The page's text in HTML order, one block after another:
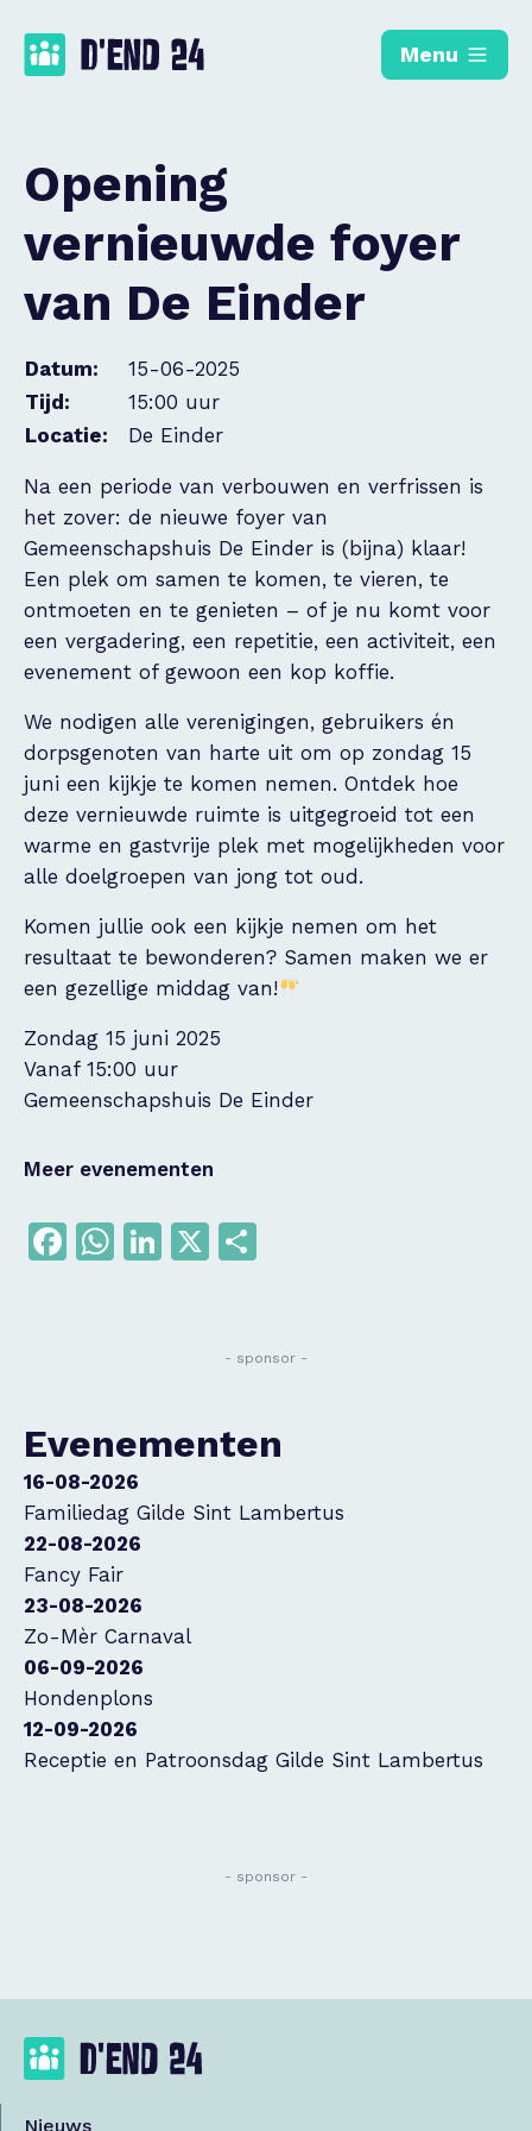
Menu
Opening
vernieuwde foyer
van De Einder
Datum:
15-06-2025
Tijd:
15:00 uur
Locatie:
De Einder
Na een periode van verbouwen en verfrissen is
het zover: de nieuwe foyer van
Gemeenschapshuis De Einder is (bijna) klaar!
Een plek om samen te komen, te vieren, te
ontmoeten en te genieten – of je nu komt voor
een vergadering, een repetitie, een activiteit, een
evenement of gewoon een kop koffie.
We nodigen alle verenigingen, gebruikers én
dorpsgenoten van harte uit om op zondag 15
juni een kijkje te komen nemen. Ontdek hoe
deze vernieuwde ruimte is uitgegroeid tot een
warme en gastvrije plek met mogelijkheden voor
alle doelgroepen van jong tot oud.
Komen jullie ook een kijkje nemen om het
resultaat te bewonderen? Samen maken we er
een gezellige middag van!
Zondag 15 juni 2025
Vanaf 15:00 uur
Gemeenschapshuis De Einder
Meer evenementen
Facebook
WhatsApp
LinkedIn
X
- sponsor -
Evenementen
16-08-2026
Familiedag Gilde Sint Lambertus
22-08-2026
Fancy Fair
23-08-2026
Zo-Mèr Carnaval
06-09-2026
Hondenplons
12-09-2026
Receptie en Patroonsdag Gilde Sint Lambertus
- sponsor -
Nieuws